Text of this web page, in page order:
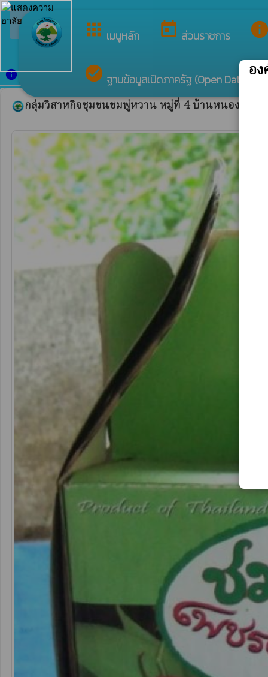
apps เมนูหลัก today ส่วนราชการ
check_circle ฐานข้อมูลเปิดภาครัฐ (Open Data)
arrow_back_ios กลับเมนูหลัก ยินดีต้อ
infoผลิตภัณฑ์ตำบล
กลุ่มวิสาหกิจชุมชนชมพู่หวาน หมู่ที่ 4 บ้านหนองตะเคี
อ